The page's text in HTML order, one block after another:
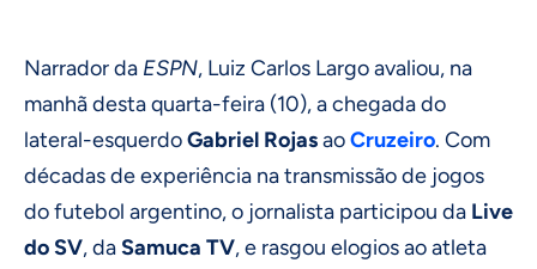
Narrador da ESPN, Luiz Carlos Largo avaliou, na
manhã desta quarta-feira (10), a chegada do
lateral-esquerdoGabriel RojasaoCruzeiro. Com
décadas de experiência na transmissão de jogos
do futebol argentino, o jornalista participou da Live
do SV, daSamuca TV, e rasgou elogios ao atleta